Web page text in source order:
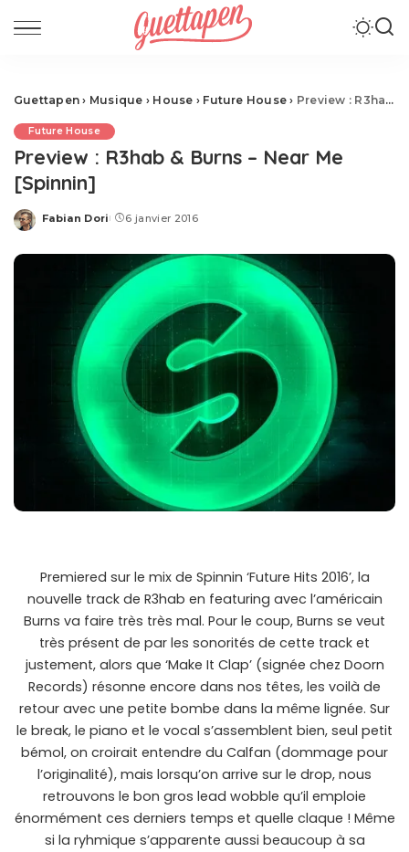
Guettapen › Musique › House › Future House › Preview : R3hab & Burns – Near Me [Spinnin]
Future House
Preview : R3hab & Burns – Near Me
[Spinnin]
Posted
Fabian Dori 6 janvier 2016
Premiered sur le mix de Spinnin ‘Future Hits 2016’, la
nouvelle track de R3hab en featuring avec l’américain
Burns va faire très très mal. Pour le coup, Burns se veut
très présent de par les sonorités de cette track et
justement, alors que ‘Make It Clap’ (signée chez Doorn
Records) résonne encore dans nos têtes, les voilà de
retour avec une petite bombe dans la même lignée. Sur
le break, le piano et le vocal s’assemblent bien, seul petit
bémol, on croirait entendre du Calfan (dommage pour
l’originalité), mais lorsqu’on arrive sur le drop, nous
retrouvons le bon gros lead wobble qu’il emploie
énormément ces derniers temps et quelle claque ! Même
si la ryhmique s’apparente aussi beaucoup à sa